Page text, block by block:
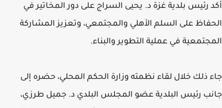
أكد رئيس بلدية غزة د. يحيى السراج على دور المخاتير في
الحفاظ على السلم الأهلي والمجتمعي، وتعزيز المشاركة
المجتمعية في عملية التطوير والبناء.
جاء ذلك خلال لقاء نظمته وزارة الحكم المحلي، حضره إلى
جانب رئيس البلدية عضو المجلس البلدي د. جميل طرزي،